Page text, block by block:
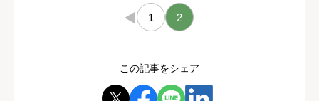
← 1 2
この記事をシェア